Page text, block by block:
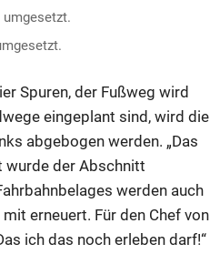
Spuren, der Fußweg wird
eingeplant sind, wird die
abgebogen werden. „Das
wurde der Abschnitt
werden auch
erneuert. Für den Chef von
ich das noch erleben darf!“